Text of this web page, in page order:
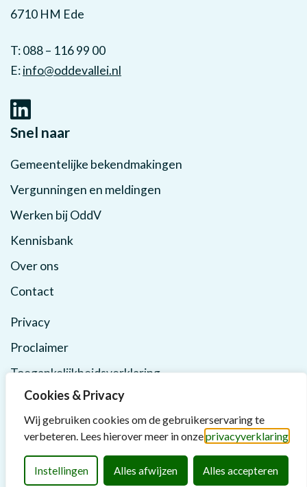
Cookies & Privacy
Wij gebruiken cookies om de gebruikerservaring te
verbeteren. Lees hierover meer in onzeprivacyverklaring
Instellingen Alles afwijzen Alles accepteren
6710 HM Ede
T: 088 – 116 99 00
E:info@oddevallei.nl
Snel naar
Gemeentelijke bekendmakingen
Vergunningen en meldingen
Werken bij OddV
Kennisbank
Over ons
Contact
Privacy
Proclaimer
Toegankelijkheidsverklaring